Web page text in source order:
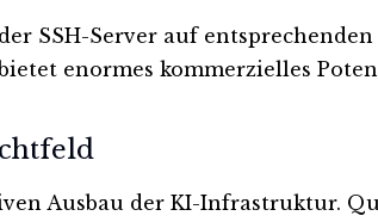
SSH-Server auf
enormes kommerzielles
Ausbau der KI-Infrastruktur.